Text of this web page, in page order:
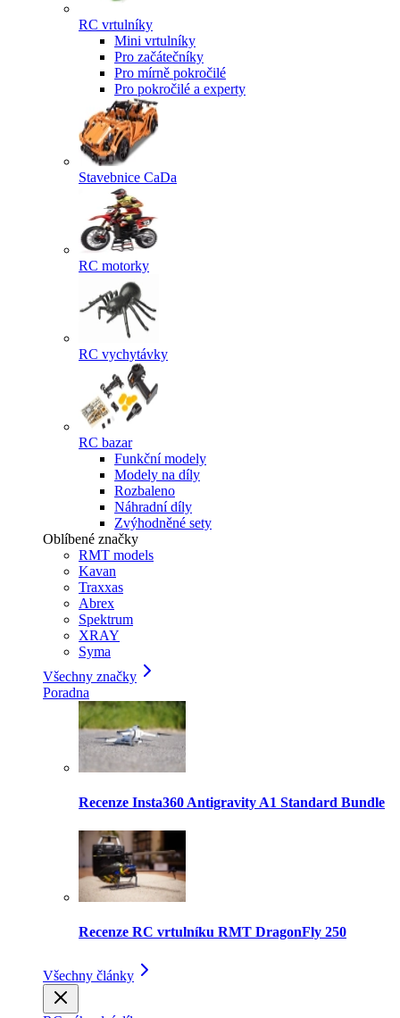
RC vrtulníky
Mini vrtulníky
Pro začátečníky
Pro mírně pokročilé
Pro pokročilé a experty
Stavebnice CaDa
RC motorky
RC vychytávky
RC bazar
Funkční modely
Modely na díly
Rozbaleno
Náhradní díly
Zvýhodněné sety
Oblíbené značky
RMT models
Kavan
Traxxas
Abrex
Spektrum
XRAY
Syma
Všechny značky
Poradna
Recenze Insta360 Antigravity A1 Standard Bundle
Recenze RC vrtulníku RMT DragonFly 250
Všechny články